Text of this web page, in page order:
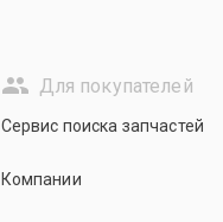
Для покупателей
Сервис поиска запчастей
Компании